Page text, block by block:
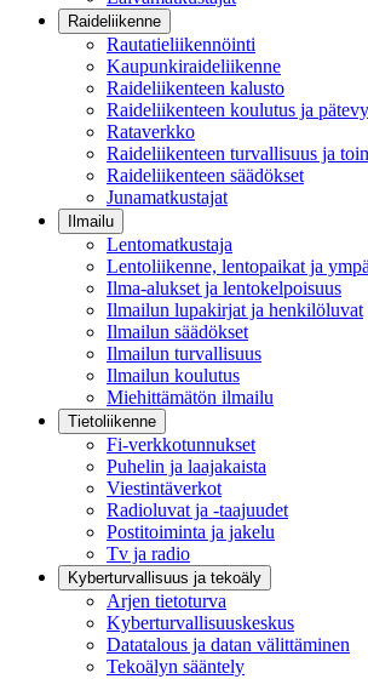
Raideliikenne
Rautatieliikennöinti
Kaupunkiraideliikenne
Raideliikenteen kalusto
Raideliikenteen koulutus ja
Rataverkko
Raideliikenteen turvallisuus ja
Raideliikenteen säädökset
Junamatkustajat
Ilmailu
Lentomatkustaja
Lentoliikenne, lentopaikat ja
Ilma-alukset ja lentokelpoisuus
Ilmailun lupakirjat ja henkilöluvat
Ilmailun säädökset
Ilmailun turvallisuus
Ilmailun koulutus
Miehittämätön ilmailu
Tietoliikenne
Fi-verkkotunnukset
Puhelin ja laajakaista
Viestintäverkot
Radioluvat ja -taajuudet
Postitoiminta ja jakelu
Tv ja radio
Kyberturvallisuus ja tekoäly
Arjen tietoturva
Kyberturvallisuuskeskus
Datatalous ja datan välittäminen
Tekoälyn sääntely